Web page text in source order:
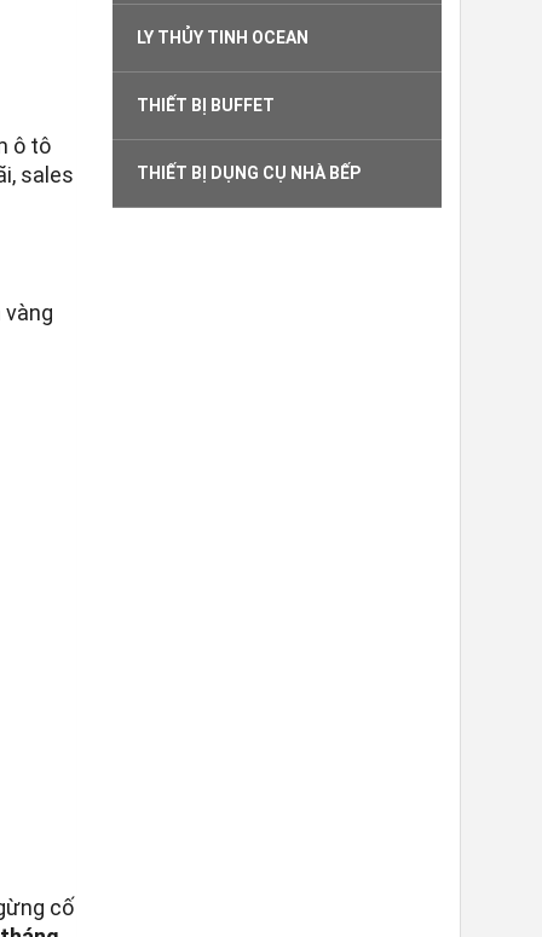
ô tô
sales
cố
LY THỦY TINH OCEAN
THIẾT BỊ BUFFET
THIẾT BỊ DỤNG CỤ NHÀ BẾP